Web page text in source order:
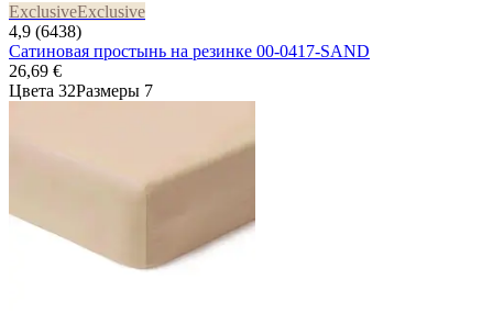
ExclusiveExclusive
4,9 (6438)
Сатиновая простынь на резинке 00-0417-SAND
26,69 €
Цвета 32Размеры 7